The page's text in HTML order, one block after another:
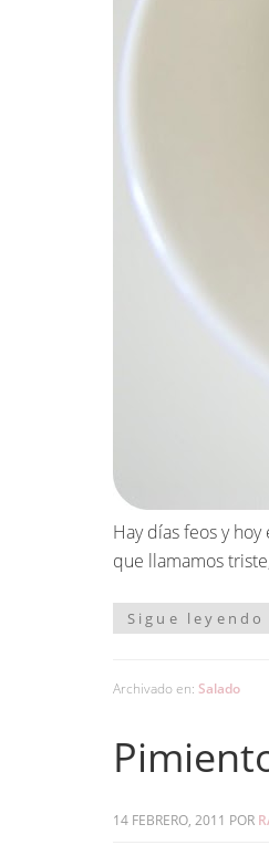
Hay días feos y
que llamamos
Sigue leyendo
Archivado en: Salado
14 FEBRERO, 2011 POR